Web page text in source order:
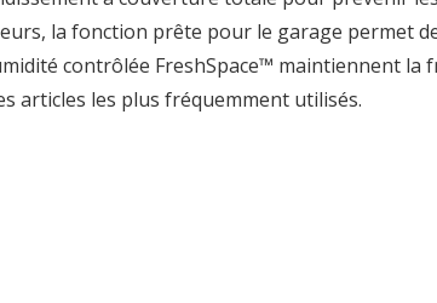
la fonction prête pour le garage permet
contrôlée FreshSpace™ maintiennent la
articles les plus fréquemment utilisés.